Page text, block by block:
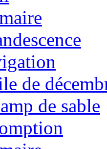
de
de sable